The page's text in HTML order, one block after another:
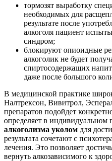
тормозят выработку
необходимых для
результате после
алкоголя пациент
синдром;
блокируют опиоидные
алкоголик не будет
спиртосодержащих
даже после большого
В медицинской практике
Налтрексон, Вивитрол,
препаратов подойдет
определяет в индивидуальном
алкоголизма уколом для
результата сочетают с
лечения. Это позволяет
вернуть алкозависимого к